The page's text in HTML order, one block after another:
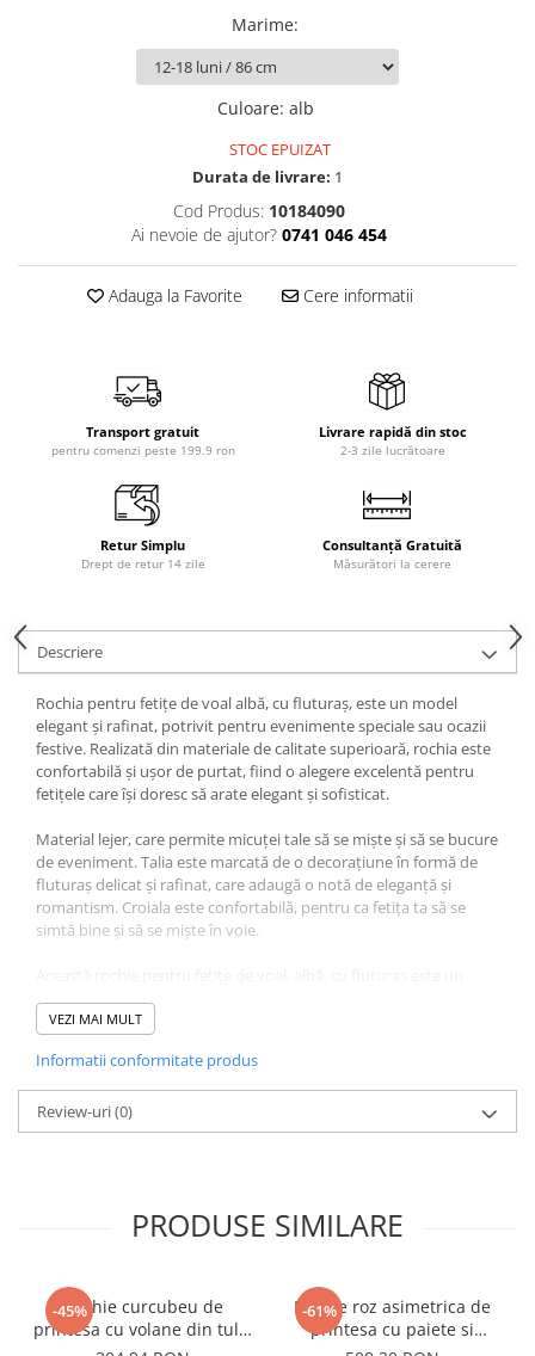
Marime:
Culoare: alb
STOC EPUIZAT
Durata de livrare: 1
Cod Produs: 10184090
Ai nevoie de ajutor? 0741 046 454
Adauga la Favorite Cere informatii
Transport gratuit
pentru comenzi peste 199.9 ron
Livrare rapidă din stoc
2-3 zile lucrătoare
Retur Simplu
Drept de retur 14 zile
Consultanță Gratuită
Măsurători la cerere
Descriere
Rochia pentru fetițe de voal albă, cu fluturaș, este un model
elegant și rafinat, potrivit pentru evenimente speciale sau ocazii
festive. Realizată din materiale de calitate superioară, rochia este
confortabilă și ușor de purtat, fiind o alegere excelentă pentru
fetițele care își doresc să arate elegant și sofisticat.
Material lejer, care permite micuței tale să se miște și să se bucure
de eveniment. Talia este marcată de o decorațiune în formă de
fluturaș delicat și rafinat, care adaugă o notă de eleganță și
romantism. Croiala este confortabilă, pentru ca fetița ta să se
simtă bine și să se miște în voie.
model elegant și potrivit pentru fetițele care își doresc să arate
frumos și sofisticat în același timp. Poate fi asortată cu pantofi
completa ținuta.
VEZI MAI MULT
Informatii conformitate produs
Review-uri(0)
PRODUSE SIMILARE
-45%
Rochie curcubeu de
printesa cu volane din tulle
-61%
Rochie roz asimetrica de
printesa cu paiete si